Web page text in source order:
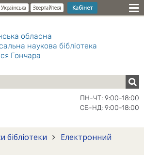
Українська Звертайтеся Кабінет
обласна
наукова бібліотека
Гончара
ПН-ЧТ: 9:00-18:00
СБ-НД: 9:00-18:00
бібліотеки
Електронний